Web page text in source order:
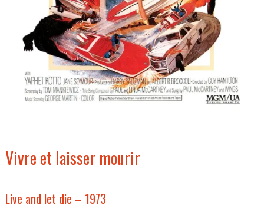
Vivre et laisser mourir
Live and let die – 1973